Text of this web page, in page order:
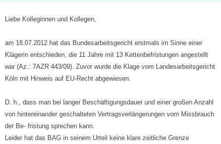
Liebe Kolleginnen und Kollegen,
am 18.07.2012 hat das Bundesarbeitsgericht erstmals im Sinne einer
Klägerin entschieden, die 11 Jahre mit 13 Kettenbefristungen angestellt
war (Az.: 7AZR 443/09). Zuvor wurde die Klage vom Landesarbeitsgericht
Köln mit Hinweis auf EU-Recht abgewiesen.
D. h., dass man bei langer Beschäftigungsdauer und einer großen Anzahl
von hintereinander geschalteten Vertragsverlängerungen vom Missbrauch
der Be- fristung sprechen kann.
Leider hat das BAG in seinem Urteil keine klare zeitliche Grenze